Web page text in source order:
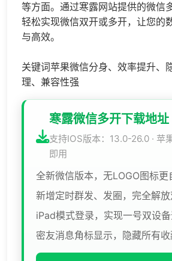
等方面。通过寒露网站提供的微信
轻松实现微信双开或多开，让您的
与高效。
关键词苹果微信分身、效率提升、
理、兼容性强
寒露微信多开下载地址
支持IOS版本：13.0-26.0 · 苹
即用
全新微信版本，无LOGO图标更
新增定时群发、发圈，完全解
iPad模式登录，实现一号双设
密友消息角标显示，隐藏所有